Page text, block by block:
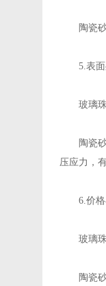
陶瓷砂
5.表面
玻璃珠
陶瓷砂
压应力，
6.价格
玻璃珠
陶瓷砂